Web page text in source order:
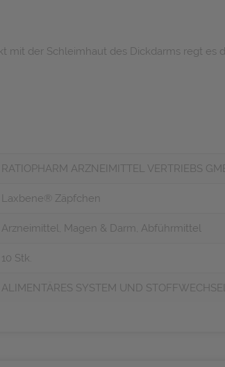
der Schleimhaut des Dickdarms regt es
RATIOPHARM ARZNEIMITTEL VERTRIEBS
Laxbene® Zäpfchen
Arzneimittel, Magen & Darm, Abführmittel
10 Stk.
ALIMENTÄRES SYSTEM UND